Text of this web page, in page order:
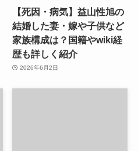
【死因・病気】益山性旭の
結婚した妻・嫁や子供など
家族構成は？国籍やwiki経
歴も詳しく紹介
2026年6月2日